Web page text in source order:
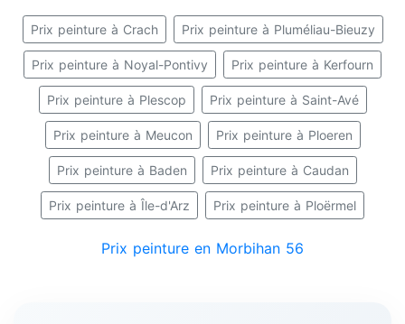
Prix peinture à Crach Prix peinture à Pluméliau-Bieuzy
Prix peinture à Noyal-Pontivy Prix peinture à Kerfourn
Prix peinture à Plescop Prix peinture à Saint-Avé
Prix peinture à Meucon Prix peinture à Ploeren
Prix peinture à Baden Prix peinture à Caudan
Prix peinture à Île-d'Arz Prix peinture à Ploërmel
Prix peinture en Morbihan 56